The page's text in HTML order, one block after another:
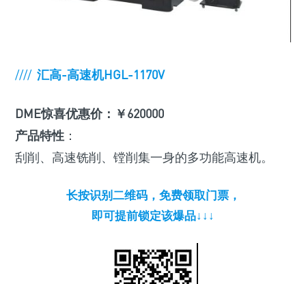
//// 汇高-高速机HGL-1170V
DME惊喜优惠价：￥620000
产品特性 ：
刮削、高速铣削、镗削集一身的多功能高速机。
长按识别二维码，免费领取门票，
即可提前锁定该爆品↓↓↓